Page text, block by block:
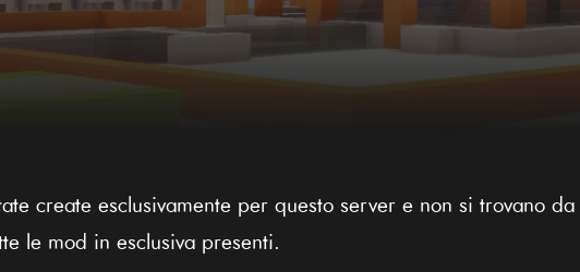
create esclusivamente per questo server e non si trovano
le mod in esclusiva presenti.